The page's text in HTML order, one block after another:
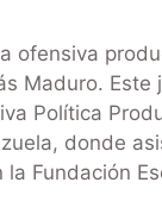
ofensiva
Maduro.
Política
donde
Fundación